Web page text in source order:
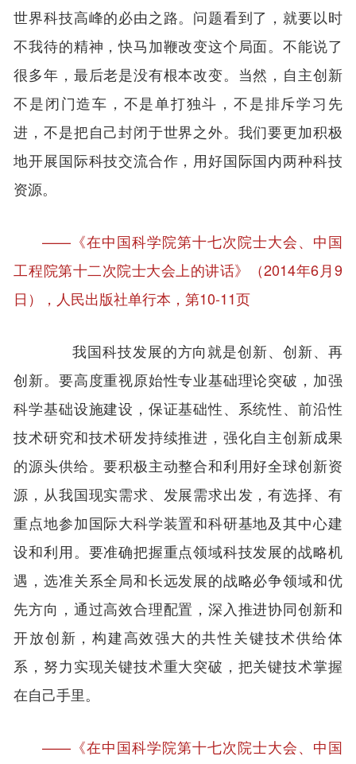
世界科技高峰的必由之路。问题看到了，就要以时
不我待的精神，快马加鞭改变这个局面。不能说了
很多年，最后老是没有根本改变。当然，自主创新
不是闭门造车，不是单打独斗，不是排斥学习先
进，不是把自己封闭于世界之外。我们要更加积极
地开展国际科技交流合作，用好国际国内两种科技
资源。
——《在中国科学院第十七次院士大会、中国
工程院第十二次院士大会上的讲话》（2014年6月9
日），人民出版社单行本，第10-11页
我国科技发展的方向就是创新、创新、再
创新。要高度重视原始性专业基础理论突破，加强
科学基础设施建设，保证基础性、系统性、前沿性
技术研究和技术研发持续推进，强化自主创新成果
的源头供给。要积极主动整合和利用好全球创新资
源，从我国现实需求、发展需求出发，有选择、有
重点地参加国际大科学装置和科研基地及其中心建
设和利用。要准确把握重点领域科技发展的战略机
遇，选准关系全局和长远发展的战略必争领域和优
先方向，通过高效合理配置，深入推进协同创新和
开放创新，构建高效强大的共性关键技术供给体
系，努力实现关键技术重大突破，把关键技术掌握
在自己手里。
——《在中国科学院第十七次院士大会、中国